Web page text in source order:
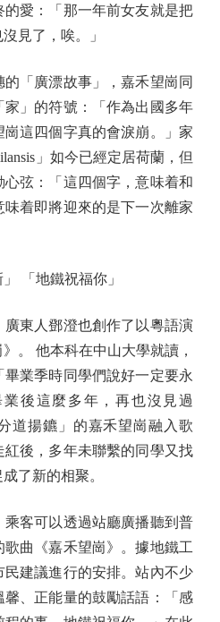
愛：「那一年前女友就是把
見了，唉。」
「廣漂故事」，嘉禾望崗同
」的符號：「作為出國多年
這四個字真的會淚崩。」家
」如今已經定居荷蘭，但
弦：「這四個字，意味着和
着即將迎來的是下一次離家
「地鐵祝福你」
東人鄧澄也創作了以粵語演
。 他本科在中山大學就讀，
業季時同學們說好一定要永
後這麼多年，再也沒見過
道揚鑣」的嘉禾望崗融入歌
後，多年未聯繫的同學又找
了新的相聚。
客可以透過站廳廣播聽到普
曲《嘉禾望崗》。據地鐵工
建議進行的安排。站內不少
馨、正能量的鼓勵話語：「感